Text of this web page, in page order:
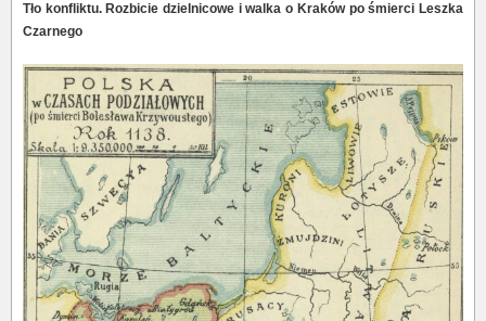
Tło konfliktu. Rozbicie dzielnicowe i walka o Kraków po śmierci Leszka
Czarnego